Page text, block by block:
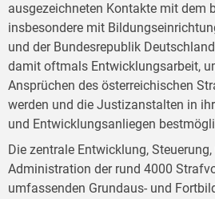
ausgezeichneten Kontakte mit dem
insbesondere mit
und der Bundesrepublik
damit oftmals Entwicklungsarbeit,
Ansprüchen des österreichischen
werden und die Justizanstalten in
und Entwicklungsanliegen
Die zentrale Entwicklung,
Administration der rund 4000
umfassenden Grundaus- und